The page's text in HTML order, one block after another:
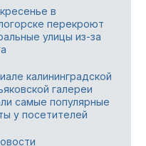
в
перекроют
улицы из-за
калининградской
галереи
самые популярные
у посетителей